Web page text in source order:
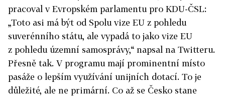
pracoval v Evropském parlamentu pro KDU-ČSL:
„Toto asi má být od Spolu vize EU z pohledu
suverénního státu, ale vypadá to jako vize EU
z pohledu územní samosprávy,“ napsal na Twitteru.
Přesně tak. V programu mají prominentní místo
pasáže o lepším využívání unijních dotací. To je
důležité, ale ne primární. Co až se Česko stane